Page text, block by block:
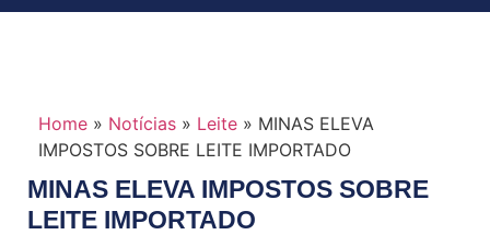
Home » Notícias » Leite » MINAS ELEVA
IMPOSTOS SOBRE LEITE IMPORTADO
MINAS ELEVA IMPOSTOS SOBRE
LEITE IMPORTADO